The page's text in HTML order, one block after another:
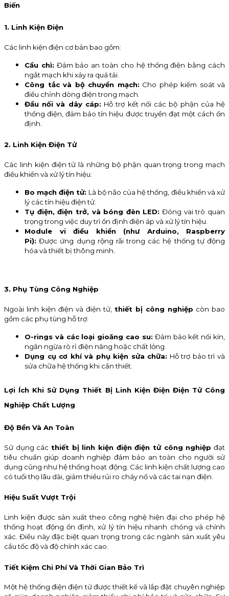
Biến
1. Linh Kiện Điện
Các linh kiện điện cơ bản bao gồm:
Cầu chì: Đảm bảo an toàn cho hệ thống điện bằng cách
ngắt mạch khi xảy ra quá tải.
Công tắc và bộ chuyển mạch: Cho phép kiểm soát và
điều chỉnh dòng điện trong mạch.
Đầu nối và dây cáp: Hỗ trợ kết nối các bộ phận của hệ
thống điện, đảm bảo tín hiệu được truyền đạt một cách ổn
định.
2. Linh Kiện Điện Tử
Các linh kiện điện tử là những bộ phận quan trọng trong mạch
điều khiển và xử lý tín hiệu:
Bo mạch điện tử: Là bộ não của hệ thống, điều khiển và xử
lý các tín hiệu điện tử.
Tụ điện, điện trở, và bóng đèn LED: Đóng vai trò quan
trọng trong việc duy trì ổn định điện áp và xử lý tín hiệu.
Module vi điều khiển (như Arduino, Raspberry
Pi): Được ứng dụng rộng rãi trong các hệ thống tự động
hóa và thiết bị thông minh.
3. Phụ Tùng Công Nghiệp
Ngoài linh kiện điện và điện tử, thiết bị công nghiệp còn bao
gồm các phụ tùng hỗ trợ:
O-rings và các loại gioăng cao su: Đảm bảo kết nối kín,
ngăn ngừa rò rỉ điện năng hoặc chất lỏng.
Dụng cụ cơ khí và phụ kiện sửa chữa: Hỗ trợ bảo trì và
sửa chữa hệ thống khi cần thiết.
Lợi Ích Khi Sử Dụng Thiết Bị Linh Kiện Điện Điện Tử Công
Nghiệp Chất Lượng
Độ Bền Và An Toàn
Sử dụng các thiết bị linh kiện điện điện tử công nghiệp đạt
tiêu chuẩn giúp doanh nghiệp đảm bảo an toàn cho người sử
dụng cũng như hệ thống hoạt động. Các linh kiện chất lượng cao
có tuổi thọ lâu dài, giảm thiểu rủi ro cháy nổ và các tai nạn điện.
Hiệu Suất Vượt Trội
Linh kiện được sản xuất theo công nghệ hiện đại cho phép hệ
thống hoạt động ổn định, xử lý tín hiệu nhanh chóng và chính
xác. Điều này đặc biệt quan trọng trong các ngành sản xuất yêu
cầu tốc độ và độ chính xác cao.
Tiết Kiệm Chi Phí Và Thời Gian Bảo Trì
Một hệ thống điện điện tử được thiết kế và lắp đặt chuyên nghiệp